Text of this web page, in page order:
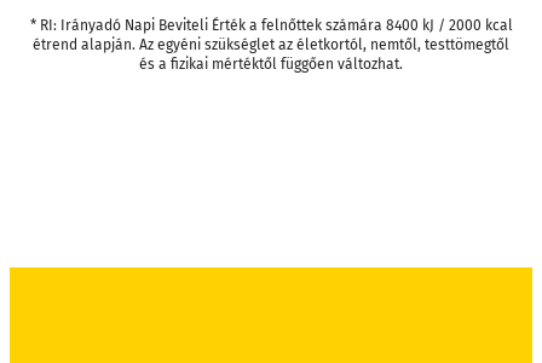
* RI: Irányadó Napi Beviteli Érték a felnőttek számára 8400 kJ / 2000 kcal
étrend alapján. Az egyéni szükséglet az életkortól, nemtől, testtömegtől
és a fizikai mértéktől függően változhat.